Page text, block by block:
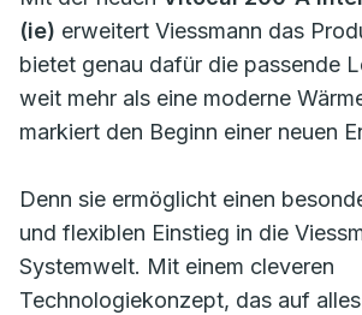
(ie) erweitert Viessmann das
bietet genau dafür die passende
weit mehr als eine moderne
markiert den Beginn einer neuen
Denn sie ermöglicht einen
und flexiblen Einstieg in die
Systemwelt. Mit einem cleveren
Technologiekonzept, das auf